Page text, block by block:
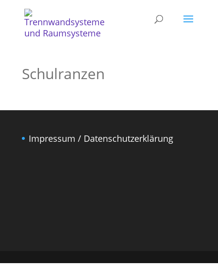
Schulranzen
Impressum / Datenschutzerklärung